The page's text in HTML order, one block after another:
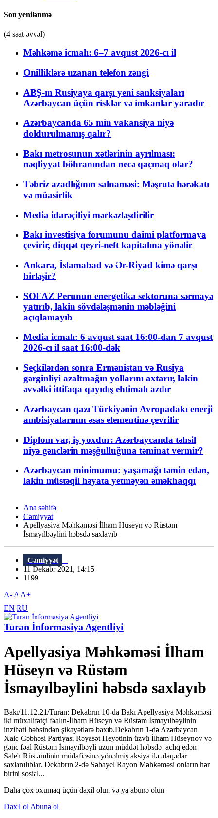
Son yenilənmə
(4 saat əvvəl)
Məhkəmə icmalı: 6–7 avqust 2026-cı il
Onilliklərə uzanan telefon zəngi
ABŞ-ın Rusiyaya qarşı yeni sanksiyaları
Azərbaycan üçün risklər və imkanlar yaradır
Azərbaycanda 65 min vakansiya niyə
doldurulmamış qalır?
Bakı metrosunun xətlərinin ayrılması:
nəqliyyat böhranından necə qaçmaq olar?
Təbriz azadlığının salnaməsi: Məşrutə hərəkatı
və müasirlik
Media idarəçiliyi mərkəzləşdirilir
Bakı investisiya forumunu daimi platformaya
çevirir, diqqət qeyri-neft kapitalına yönəlir
Ankara, İslamabad və Ər-Riyad kimə qarşı
birləşir?
SOFAZ Perunun energetika sektoruna sərmayə
yatırıb, lakin sövdələşmənin məbləğini
açıqlamayıb
Media icmalı: 6 avqust saat 16:00-dan 7 avqust
2026-cı il saat 16:00-dək
Seçkilərdən sonra Ermənistan və Rusiya
gərginliyi azaltmağın yollarını axtarır, lakin
əvvəlki ittifaqa qayıdış ehtimalı azdır
Azərbaycan qazı Türkiyənin Avropadakı enerji
ambisiyalarının əsas elementinə çevrilir
Diplom var, iş yoxdur: Azərbaycanda təhsil
niyə gənclərin məşğulluğuna təminat vermir?
Azərbaycan minimumu: yaşamağı təmin edən,
lakin müstəqil həyata yetməyən əməkhaqqı
Ana səhifə
Cəmiyyət
Apellyasiya Məhkəməsi İlham Hüseyn və Rüstəm
İsmayılbəylini həbsdə saxlayıb
Cəmiyyət
11 Dekabr 2021, 14:15
1199
A- A A+
EN RU
Turan İnformasiya Agentliyi
Apellyasiya Məhkəməsi İlham
Hüseyn və Rüstəm
İsmayılbəylini həbsdə saxlayıb
Bakı/11.12.21/Turan: Dekabrın 10-da Bakı Apellyasiya Məhkəməsi
iki müxalifətçi fəalın-İlham Hüseyn və Rüstəm İsmayılbəylinin
inzibati həbsindən şikayətlərə baxıb.Dekabrın 1-də Azərbaycan
Xalq Cəbhəsi Partiyası Rəyasət Heyətinin üzvü İlham Hüseynov və
gənc fəal Rüstəm İsmayılbəyli uzun müddət həbsdə aclıq edən
Saleh Rüstəmlinin müdafiəsinə yönəlmiş aksiya ilə əlaqədar
saxlanılıblar. Dekabrın 2-də Səbayel Rayon Məhkəməsi onların hər
birini sosial...
Daha çox oxumaq üçün daxil olun və ya abunə olun
Daxil ol Abunə ol